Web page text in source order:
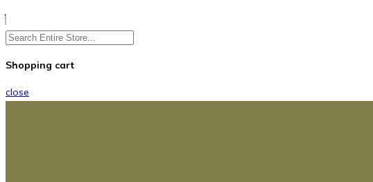
Shopping cart
close